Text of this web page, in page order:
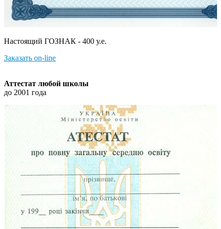
Настоящий ГОЗНАК - 400 у.е.
Заказать on-line
Аттестат любой школы
до 2001 года